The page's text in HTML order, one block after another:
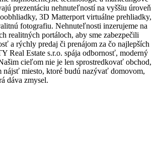
prezentáciu nehnuteľností na vyššiu úroveň
3D Matterport virtuálne prehliadky,
fotografiu. Nehnuteľnosti inzerujeme na
realitných portáloch, aby sme zabezpečili
a rýchly predaj či prenájom za čo najlepších
Real Estate s.r.o. spája odbornosť, moderný
cieľom nie je len sprostredkovať obchod,
miesto, ktoré budú nazývať domovom,
dáva zmysel.